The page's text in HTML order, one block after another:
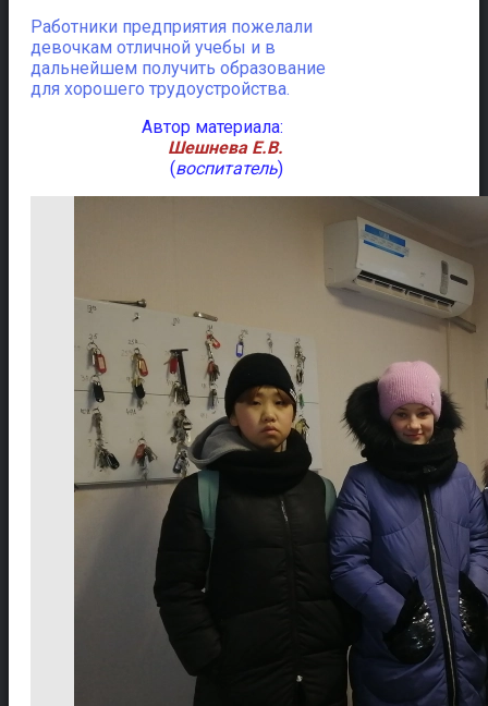
Работники предприятия пожелали
девочкам отличной учебы и в
дальнейшем получить образование
для хорошего трудоустройства.
Автор материала:
Шешнева Е.В.
(воспитатель)